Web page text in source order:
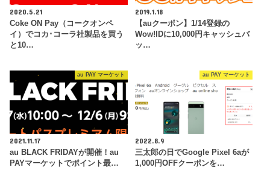
2020.5.21
Coke ON Pay（コークオンペ
イ）でコカ･コーラ社製品を買う
と10…
2019.1.18
【auクーポン】1/14登録の
Wow!IDに10,000円キャッシュバ
ッ…
au PAY マーケット
2021.11.17
au BLACK FRIDAYが開催！au
PAYマーケットでポイント最…
au PAY マーケット
2022.8.9
三太郎の日でGoogle Pixel 6aが
1,000円OFFクーポンを…